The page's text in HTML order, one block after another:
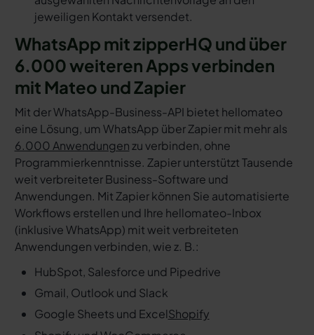
jeweiligen Kontakt versendet.
WhatsApp mit zipperHQ und über
6.000 weiteren Apps verbinden
mit Mateo und Zapier
Mit der WhatsApp-Business-API bietet hellomateo
eine Lösung, um WhatsApp über Zapier mit mehr als
6.000 Anwendungenzu verbinden, ohne
Programmierkenntnisse. Zapier unterstützt Tausende
weit verbreiteter Business-Software und
Anwendungen. Mit Zapier können Sie automatisierte
Workflows erstellen und Ihre hellomateo-Inbox
(inklusive WhatsApp) mit weit verbreiteten
Anwendungen verbinden, wie z. B.:
HubSpot, Salesforce und Pipedrive
Gmail, Outlook und Slack
Google Sheets und ExcelShopify